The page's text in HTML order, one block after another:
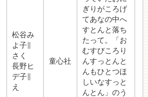
松谷み
よ子∥
さく
長野ヒ
デ子∥
え
童心社
ぎりがころげ
てあなの中へ
すとんと落ち
たって。「お
むすびころり
んすっとんと
んもひとつほ
しいなすっと
んとん」のう